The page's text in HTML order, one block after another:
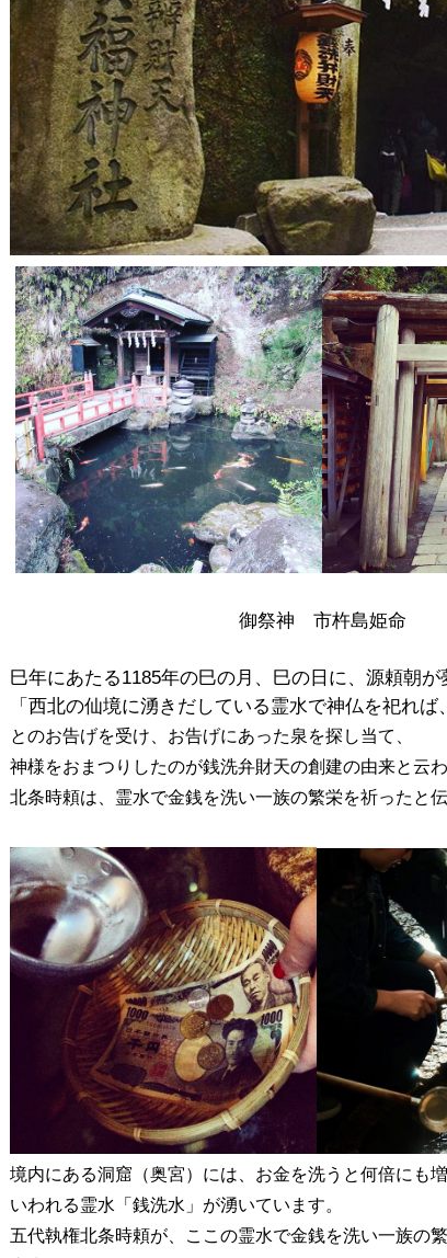
御祭神 市杵島姫命
巳年にあたる1185年の巳の月、巳の日に、源頼朝が
「西北の仙境に湧きだしている霊水で神仏を祀れ
とのお告げを受け、お告げにあった泉を探し当て、
神様をおまつりしたのが銭洗弁財天の創建の由来と云
北条時頼は、霊水で金銭を洗い一族の繁栄を祈ったと
境内にある洞窟（奥宮）には、お金を洗うと何倍にも
いわれる霊水「銭洗水」が湧いています。
五代執権北条時頼が、ここの霊水で金銭を洗い一族の